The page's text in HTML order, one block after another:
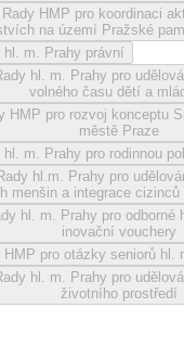
HMP pro koordinaci
na území Pražské
hl. m. Prahy právní
hl. m. Prahy pro
volného času dětí a
HMP pro rozvoj konceptu
městě Praze
hl. m. Prahy pro rodinnou
hl.m. Prahy pro
menšin a integrace
hl. m. Prahy pro odborné
inovační vouchery
HMP pro otázky seniorů hl.
hl. m. Prahy pro
životního prostředí